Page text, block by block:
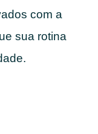
com a
sua rotina